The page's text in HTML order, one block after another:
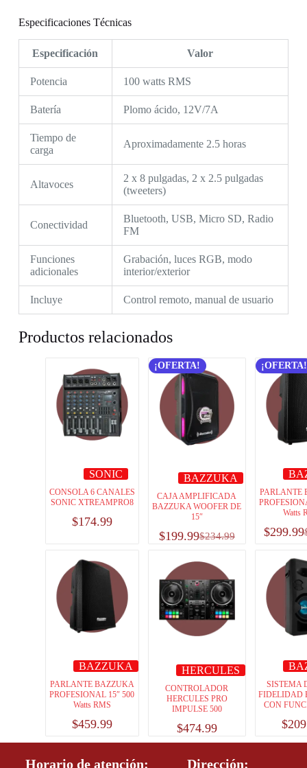
Especificaciones Técnicas
Especificación Valor
Potencia 100 watts RMS
Batería Plomo ácido, 12V/7A
Tiempo de
carga
Aproximadamente 2.5 horas
Altavoces
2 x 8 pulgadas, 2 x 2.5 pulgadas
(tweeters)
Conectividad
Bluetooth, USB, Micro SD, Radio
FM
Funciones
adicionales
Grabación, luces RGB, modo
interior/exterior
Incluye Control remoto, manual de usuario
Productos relacionados
SONIC
CONSOLA 6 CANALES
SONIC XTREAMPRO8
$174.99
¡OFERTA!
BAZZUKA
CAJA AMPLIFICADA
BAZZUKA WOOFER DE
15″
$234.99
$199.99
¡OFERTA!
PARLANTE
Watts
$299.99
BAZZUKA
PARLANTE BAZZUKA
PROFESIONAL 15″ 500
Watts RMS
$459.99
HERCULES
CONTROLADOR
HERCULES PRO
IMPULSE 500
$474.99
SISTEMA
FIDELIDAD
CON
$
Horario de atención: Dirección: